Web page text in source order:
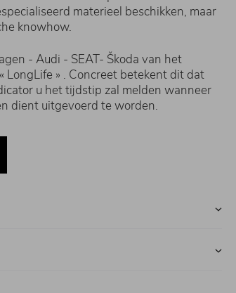
materieel beschikken, maar
knowhow.
- Audi - SEAT- Škoda van het
LongLife » . Concreet betekent dit dat
u het tijdstip zal melden wanneer
dient uitgevoerd te worden.